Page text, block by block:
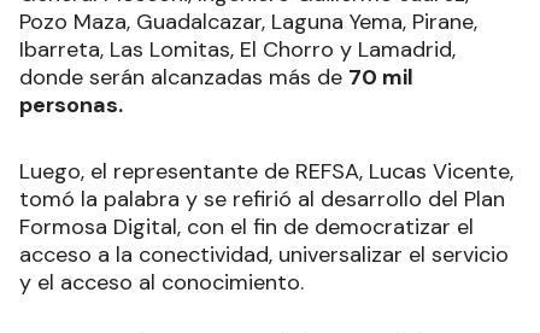
Pozo Maza, Guadalcazar, Laguna Yema, Pirane,
Ibarreta, Las Lomitas, El Chorro y Lamadrid,
donde serán alcanzadas más de 70 mil
personas.
Luego, el representante de REFSA, Lucas Vicente,
tomó la palabra y se refirió al desarrollo del Plan
Formosa Digital, con el fin de democratizar el
acceso a la conectividad, universalizar el servicio
y el acceso al conocimiento.